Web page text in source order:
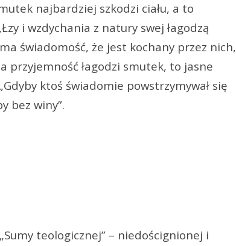
najbardziej szkodzi ciału, a to
i wzdychania z natury swej łagodzą
świadomość, że jest kochany przez nich,
przyjemność łagodzi smutek, to jasne
ktoś świadomie powstrzymywał się
bez winy”.
teologicznej” – niedoścignionej i